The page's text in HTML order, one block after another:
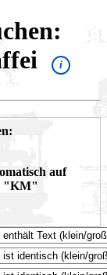
i
auf
"KM"